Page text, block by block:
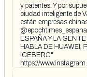
y patentes. Y por
ciudad inteligente de
están empresas
ESPAÑA Y LA
HABLA DE HUAWEI,
ICEBERG"
https://